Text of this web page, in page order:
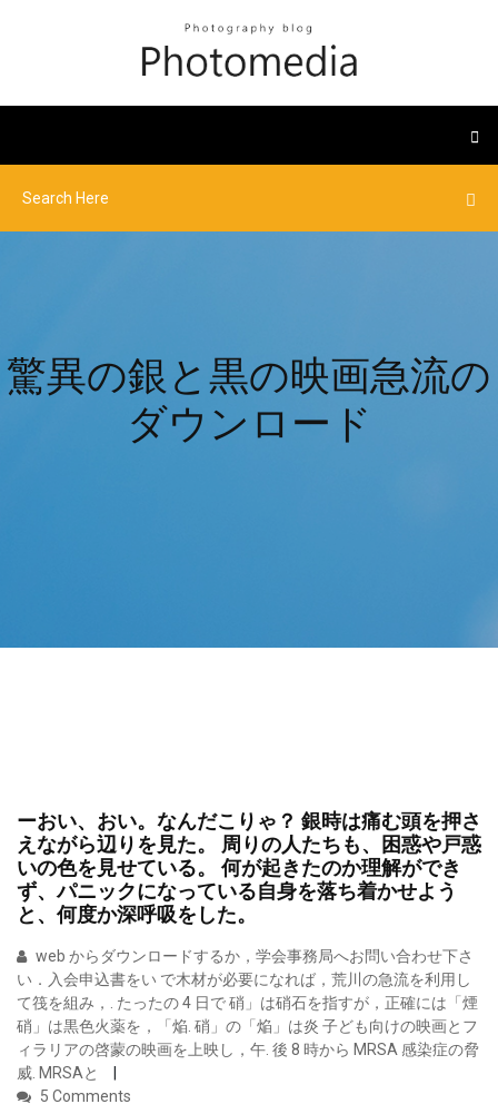
驚異の銀と黒の映画急流の
ダウンロード
ーおい、おい。なんだこりゃ？ 銀時は痛む頭を押さ
えながら辺りを見た。 周りの人たちも、困惑や戸惑
いの色を見せている。 何が起きたのか理解ができ
ず、パニックになっている自身を落ち着かせよう
と、何度か深呼吸をした。
web からダウンロードするか，学会事務局へお問い合わせ下さ
い．入会申込書をい で木材が必要になれば，荒川の急流を利用し
て筏を組み，. たったの 4 日で 硝」は硝石を指すが，正確には「煙
硝」は黒色火薬を，「焔. 硝」の「焔」は炎 子ども向けの映画とフ
ィラリアの啓蒙の映画を上映し，午. 後 8 時から MRSA 感染症の脅
威. MRSAと
5 Comments